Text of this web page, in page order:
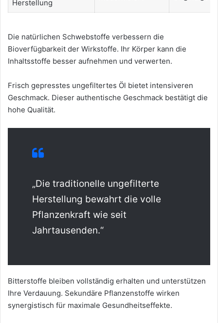
Herstellung
Die natürlichen Schwebstoffe verbessern die
Bioverfügbarkeit der Wirkstoffe. Ihr Körper kann die
Inhaltsstoffe besser aufnehmen und verwerten.
Frisch gepresstes ungefiltertes Öl bietet intensiveren
Geschmack. Dieser authentische Geschmack bestätigt die
hohe Qualität.
„Die traditionelle ungefilterte
Herstellung bewahrt die volle
Pflanzenkraft wie seit
Jahrtausenden.“
Bitterstoffe bleiben vollständig erhalten und unterstützen
Ihre Verdauung. Sekundäre Pflanzenstoffe wirken
synergistisch für maximale Gesundheitseffekte.